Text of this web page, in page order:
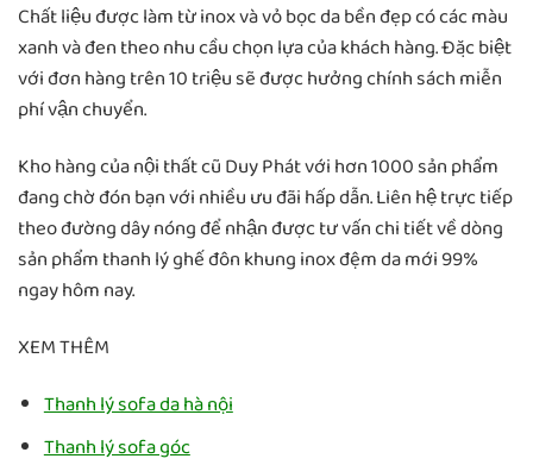
Chất liệu được làm từ inox và vỏ bọc da bền đẹp có các màu
xanh và đen theo nhu cầu chọn lựa của khách hàng. Đặc biệt
với đơn hàng trên 10 triệu sẽ được hưởng chính sách miễn
phí vận chuyển.
Kho hàng của nội thất cũ Duy Phát với hơn 1000 sản phẩm
đang chờ đón bạn với nhiều ưu đãi hấp dẫn. Liên hệ trực tiếp
theo đường dây nóng để nhận được tư vấn chi tiết về dòng
sản phẩm thanh lý ghế đôn khung inox đệm da mới 99%
ngay hôm nay.
XEM THÊM
Thanh lý sofa da hà nội
Thanh lý sofa góc